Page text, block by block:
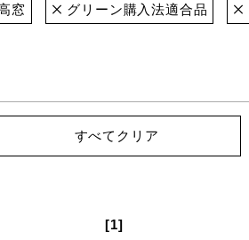
窓 グリーン購入法適合品
すべてクリア
[1]